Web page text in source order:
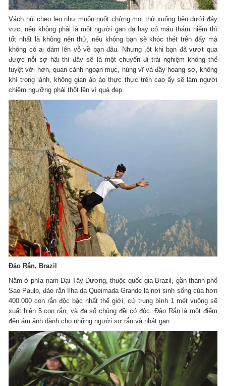
Vách núi cheo leo như muốn nuốt chửng mọi thử xuống bên dưới đáy
vực, nếu không phải là một người gan dạ hay có máu thám hiểm thì
tốt nhất là không nên thử, nếu không bạn sẽ khóc thét trên đấy mà
không có ai dám lên vỗ về bạn đâu. Nhưng ,ột khi bạn đã vượt qua
được nỗi sợ hãi thì đây sẽ là một chuyến đi trải nghiệm không thể
tuyệt vời hơn, quan cảnh ngoạn mục, hùng vĩ và đầy hoang sơ, không
khí trong lành, không gian ảo ảo thực thực trên cao ấy sẽ làm người
chiêm ngưỡng phải thốt lên vì quá đẹp.
Đảo Rắn, Brazil
Nằm ở phía nam Đại Tây Dương, thuộc quốc gia Brazil, gần thành phố
Sao Paulo, đảo rắn Ilha da Queimada Grande là nơi sinh sống của hơn
400.000 con rắn độc bậc nhất thế giới, cứ trung bình 1 mét vuông sẽ
xuất hiện 5 con rắn, và đa số chúng đềi có độc. Đảo Rắn là một điểm
đến ám ảnh dành cho những người sợ rắn và nhát gan.